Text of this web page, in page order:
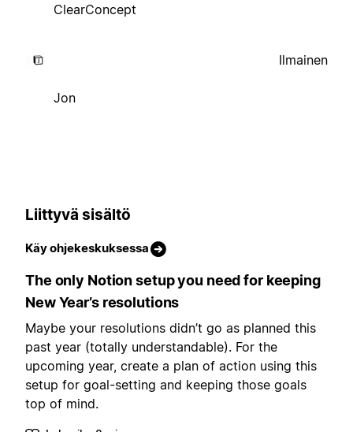
ClearConcept
Jon
Ilmainen
Liittyvä sisältö
Käy ohjekeskuksessa
The only Notion setup you need for keeping
New Year’s resolutions
Maybe your resolutions didn’t go as planned this
past year (totally understandable). For the
upcoming year, create a plan of action using this
setup for goal-setting and keeping those goals
top of mind.